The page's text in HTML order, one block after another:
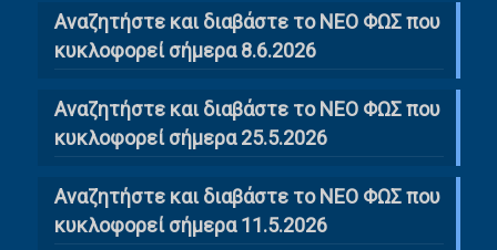
Αναζητήστε και διαβάστε το ΝΕΟ ΦΩΣ που
κυκλοφορεί σήμερα 8.6.2026
Αναζητήστε και διαβάστε το ΝΕΟ ΦΩΣ που
κυκλοφορεί σήμερα 25.5.2026
Αναζητήστε και διαβάστε το ΝΕΟ ΦΩΣ που
κυκλοφορεί σήμερα 11.5.2026